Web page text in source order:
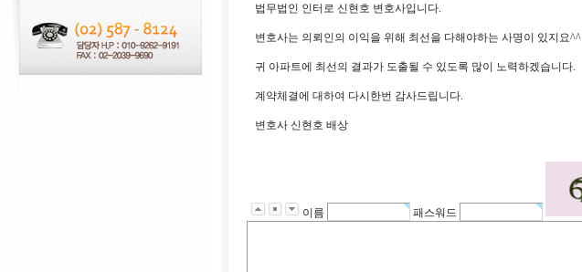
법무법인 인터로 신현호 변호사입니다.
변호사는 의뢰인의 이익을 위해 최선을 다해야하는 사명이 있지요^^
귀 아파트에 최선의 결과가 도출될 수 있도록 많이 노력하겠습니다.
계약체결에 대하여 다시한번 감사드립니다.
변호사 신현호 배상
이름 패스워드